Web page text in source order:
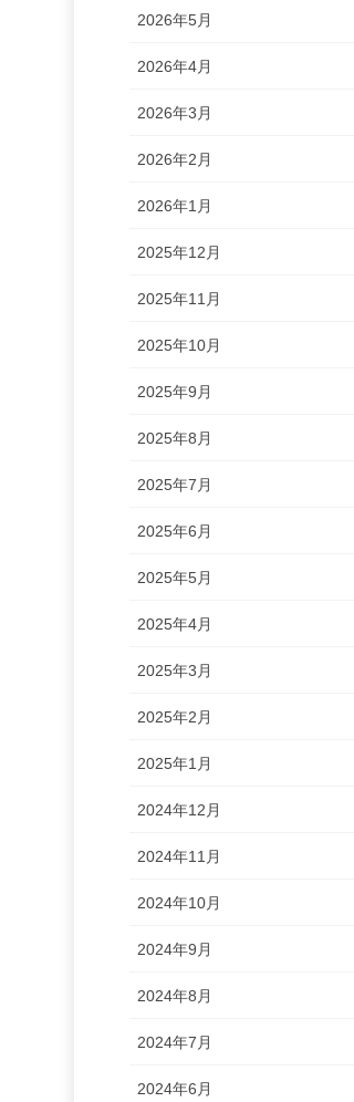
2026年5月
2026年4月
2026年3月
2026年2月
2026年1月
2025年12月
2025年11月
2025年10月
2025年9月
2025年8月
2025年7月
2025年6月
2025年5月
2025年4月
2025年3月
2025年2月
2025年1月
2024年12月
2024年11月
2024年10月
2024年9月
2024年8月
2024年7月
2024年6月